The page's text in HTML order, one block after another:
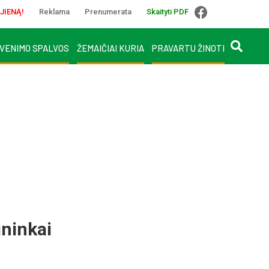
Reklama Prenumerata Skaityti PDF
SPALVOS ŽEMAIČIAI KURIA PRAVARTU ŽINOTI